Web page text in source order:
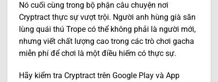
Nó cuối cùng trong bộ phận câu chuyện nơi
Cryptract thực sự vượt trội. Người anh hùng già săn
lùng quái thú Trope có thể không phải là người mới,
nhưng viết chất lượng cao trong các trò chơi gacha
miễn phí để chơi là một điều hiếm có thực sự.
Hãy kiểm tra Cryptract trên Google Play và App